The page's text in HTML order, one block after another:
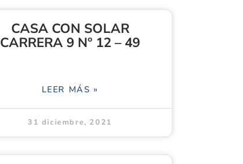
CASA CON SOLAR
CARRERA 9 Nº 12 – 49
LEER MÁS »
31 diciembre, 2021